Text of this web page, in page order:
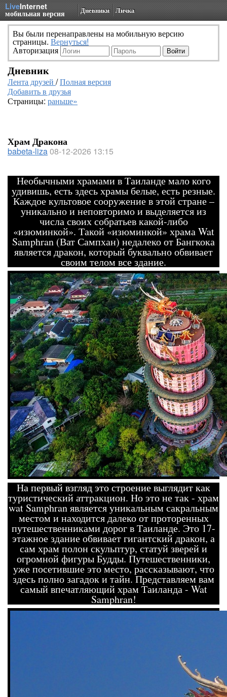
LiveInternet
мобильная версия Дневники Личка
Вы были перенаправлены на мобильную версию
страницы. Вернуться!
Авторизация
Дневник
Лента друзей /Полная версия
Добавить в друзья
Страницы: раньше»
Храм Дракона
babeta-liza08-12-2026 13:15
Необычными храмами в Таиланде мало кого
удивишь, есть здесь храмы белые, есть резные.
Каждое культовое сооружение в этой стране –
уникально и неповторимо и выделяется из
числа своих собратьев какой-либо
«изюминкой». Такой «изюминкой» храма Wat
Samphran (Ват Сампхан) недалеко от Бангкока
является дракон, который буквально обвивает
своим телом все здание.
На первый взгляд это строение выглядит как
туристический аттракцион. Но это не так - храм
wat Samphran является уникальным сакральным
местом и находится далеко от проторенных
путешественниками дорог в Таиланде. Это 17-
этажное здание обвивает гигантский дракон, а
сам храм полон скульптур, статуй зверей и
огромной фигуры Будды. Путешественники,
уже посетившие это место, рассказывают, что
здесь полно загадок и тайн. Представляем вам
самый впечатляющий храм Таиланда - Wat
Samphran!